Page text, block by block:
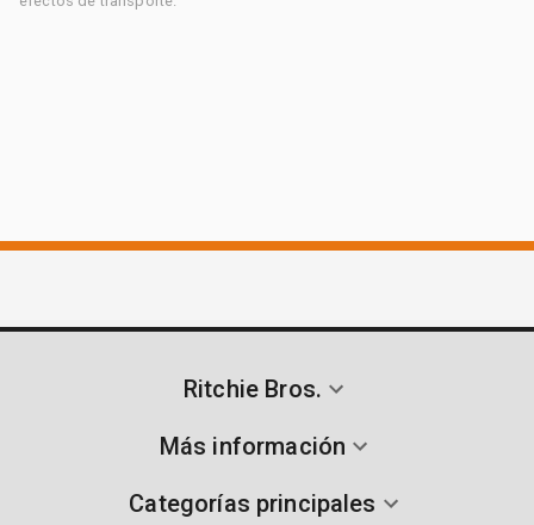
Ritchie Bros.
Más información
Categorías principales